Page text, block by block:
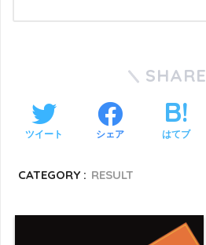
SHARE
ツイート シェア はてブ
CATEGORY : RESULT